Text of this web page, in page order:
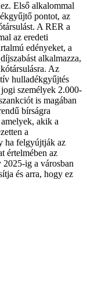
Első alkalommal
pontot, az
A RER a
az eredeti
edényeket, a
alkalmazza,
Az
hulladékgyűjtés
személyek 2.000-
is magában
bírságra
akik a
a
ha felgyújtják az
értelmében az
ig a városban
és arra, hogy ez